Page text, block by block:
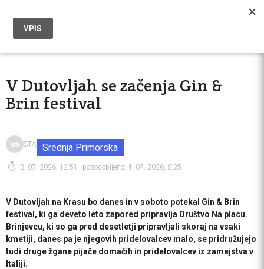
V Dutovljah se začenja Gin &
Brin festival
STA Srednja Primorska
3. 07. 2026, 12:51 , posodobljeno: 4. 07. 2026, 8:25
V Dutovljah na Krasu bo danes in v soboto potekal Gin & Brin
festival, ki ga deveto leto zapored pripravlja Društvo Na placu.
Brinjevcu, ki so ga pred desetletji pripravljali skoraj na vsaki
kmetiji, danes pa je njegovih pridelovalcev malo, se pridružujejo
tudi druge žgane pijače domačih in pridelovalcev iz zamejstva v
Italiji.